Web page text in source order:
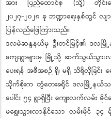
အား ပြည်ထောင်စု (သို့) တိုင်းဒ
၂၀၂၇-၂၀၂၈ ခု ဘဏ္ဍာရေးနှစ်တွင် လျာ
ပြန်လည်ဖြေကြားသည်။
ဒလမဲဆန္ဒနယ်မှ ဦးတင်မြင့်၏ ဒလမ
ကျေးရွာများမှ မြို့သို့ ဆက်သွယ်သွား
ပေးရန် အစီအစဉ် ရှိ၊ မရှိ သိရှိလိုခြင်း
သိုက်စိုးက တွံတေးခရိုင် ဒလမြို့နယ်သည်
ပေါင်း ၅၄ ရွာရှိပြီး ကျေးလက်လမ်း မိုင်
မရွေးသွားလာနိုင်သော လမ်းမိုင် ၃၄